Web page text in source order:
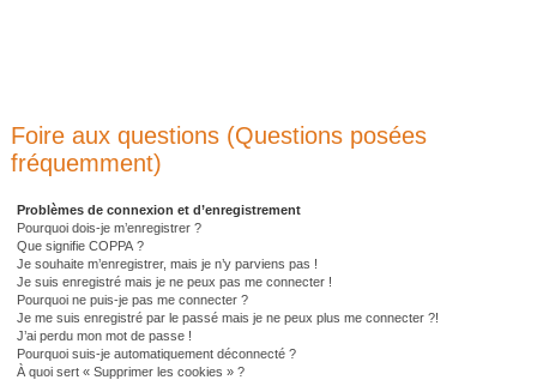
Foire aux questions (Questions posées
fréquemment)
Problèmes de connexion et d’enregistrement
Pourquoi dois-je m’enregistrer ?
Que signifie COPPA ?
Je souhaite m’enregistrer, mais je n’y parviens pas !
Je suis enregistré mais je ne peux pas me connecter !
Pourquoi ne puis-je pas me connecter ?
Je me suis enregistré par le passé mais je ne peux plus me connecter ?!
J’ai perdu mon mot de passe !
Pourquoi suis-je automatiquement déconnecté ?
À quoi sert « Supprimer les cookies » ?